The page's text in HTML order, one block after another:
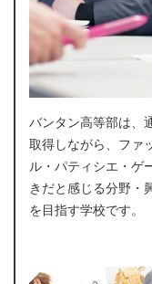
バンタン高等部は、
取得しながら、ファ
ル・パティシエ・ゲ
きだと感じる分野・
を目指す学校です。